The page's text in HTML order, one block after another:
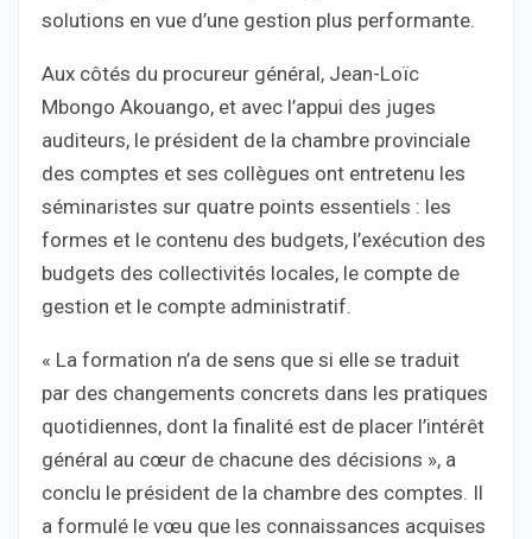
solutions en vue d’une gestion plus performante.
Aux côtés du procureur général, Jean-Loïc
Mbongo Akouango, et avec l’appui des juges
auditeurs, le président de la chambre provinciale
des comptes et ses collègues ont entretenu les
séminaristes sur quatre points essentiels : les
formes et le contenu des budgets, l’exécution des
budgets des collectivités locales, le compte de
gestion et le compte administratif.
« La formation n’a de sens que si elle se traduit
par des changements concrets dans les pratiques
quotidiennes, dont la finalité est de placer l’intérêt
général au cœur de chacune des décisions », a
conclu le président de la chambre des comptes. Il
a formulé le vœu que les connaissances acquises